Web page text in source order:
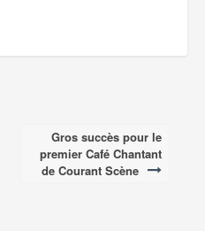
Gros succès pour le
premier Café Chantant
de Courant Scène